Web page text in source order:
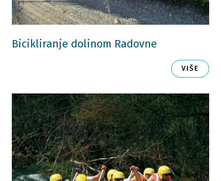
Bicikliranje dolinom Radovne
VIŠE